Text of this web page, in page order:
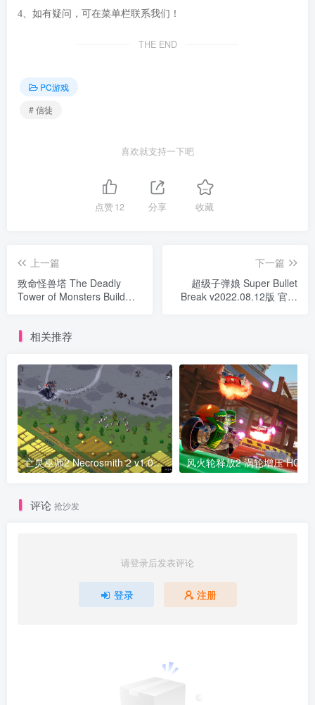
4、如有疑问，可在菜单栏联系我们！
THE END
PC游戏
# 信徒
喜欢就支持一下吧
点赞12 分享 收藏
上一篇
致命怪兽塔 The Deadly
Tower of Monsters Build
下一篇
超级子弹娘 Super Bullet
Break v2022.08.12版 官方
相关推荐
亡灵巫师2 Necrosmith 2 v1.0.7.382a版 亡灵巫师1 Necrosmith v1.3.0.285版 官方中文
评论 抢沙发
请登录后发表评论
登录 注册